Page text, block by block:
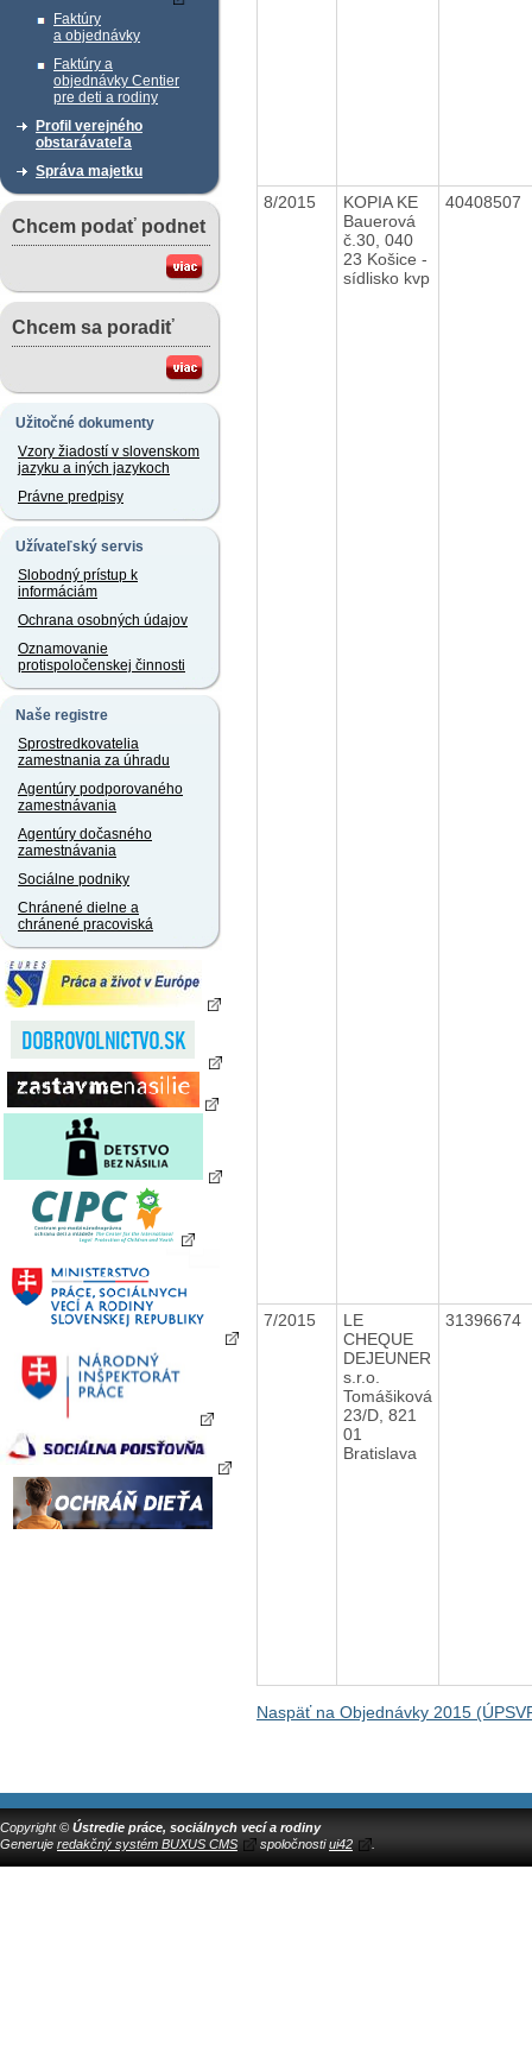
Faktúry
a objednávky
Faktúry a
objednávky Centier
pre deti a rodiny
Profil verejného
obstarávateľa
Správa majetku
Chcem podať podnet
Chcem sa poradiť
Užitočné dokumenty
Vzory žiadostí v slovenskom
jazyku a iných jazykoch
Právne predpisy
Užívateľský servis
Slobodný prístup k
informáciám
Ochrana osobných údajov
Oznamovanie
protispoločenskej činnosti
Naše registre
Sprostredkovatelia
zamestnania za úhradu
Agentúry podporovaného
zamestnávania
Agentúry dočasného
zamestnávania
Sociálne podniky
Chránené dielne a
chránené pracoviská
8/2015
KOPIA KE
Bauerová
č.30, 040
23 Košice -
sídlisko kvp
40408507
7/2015
LE
CHEQUE
DEJEUNER
s.r.o.
Tomášiková
23/D, 821
01
Bratislava
31396674
Naspäť na Objednávky 2015
Copyright © Ústredie práce, sociálnych vecí a rodiny
Generuje redakčný systém BUXUS CMS spoločnostiui42